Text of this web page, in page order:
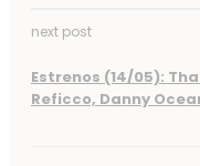
next post
Estrenos (14/05):
Reficco, Danny